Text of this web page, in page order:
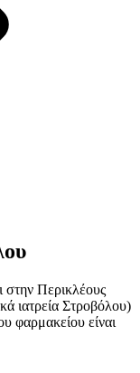
Περικλέους
ιατρεία Στροβόλου)
φαρμακείου είναι